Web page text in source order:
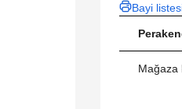
Bayi
Mağaza